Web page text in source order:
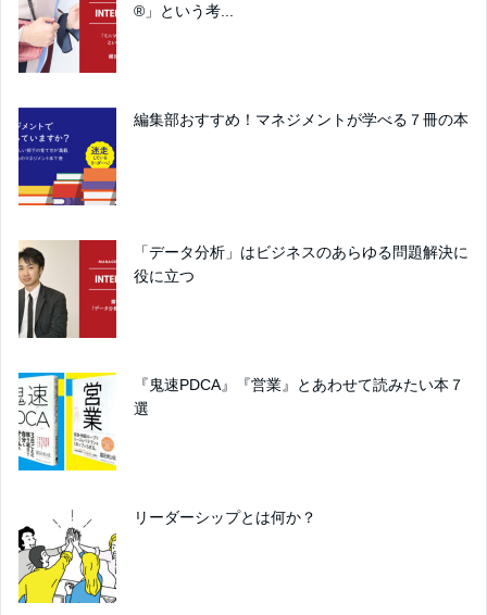
®」という考...
編集部おすすめ！マネジメントが学べる７冊の本
「データ分析」はビジネスのあらゆる問題解決に
役に立つ
『鬼速PDCA』『営業』とあわせて読みたい本７
選
リーダーシップとは何か？